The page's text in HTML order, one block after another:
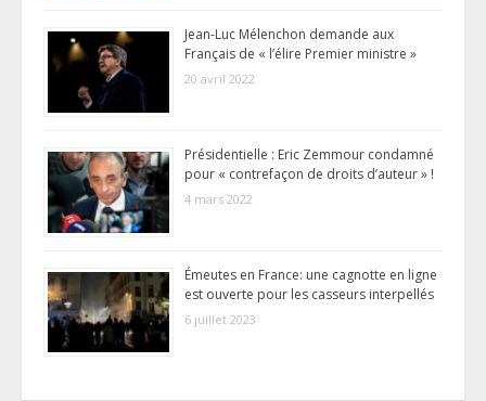
Jean-Luc Mélenchon demande aux
Français de « l’élire Premier ministre »
20 avril 2022
Présidentielle : Eric Zemmour condamné
pour « contrefaçon de droits d’auteur » !
4 mars 2022
Émeutes en France: une cagnotte en ligne
est ouverte pour les casseurs interpellés
6 juillet 2023